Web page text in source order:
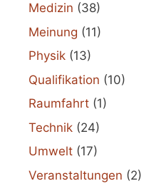
Medizin (38)
Meinung (11)
Physik (13)
Qualifikation (10)
Raumfahrt (1)
Technik (24)
Umwelt (17)
Veranstaltungen (2)